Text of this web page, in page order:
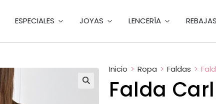
ESPECIALES JOYAS LENCERÍA REBAJAS
Inicio > Ropa > Faldas >
Falda